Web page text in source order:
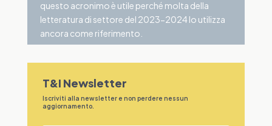
questo acronimo è utile perché molta della
letteratura di settore del 2023-2024 lo utilizza
ancora come riferimento.
T&I Newsletter
Iscriviti alla newsletter e non perdere nessun
aggiornamento.